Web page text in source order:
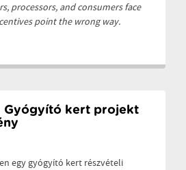
processors, and consumers face
point the wrong way.
Gyógyító kert projekt
egy gyógyító kert részvételi